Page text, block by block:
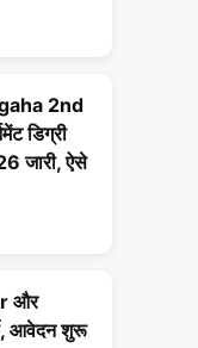
2nd
डिग्री
जारी, ऐसे
और
आवेदन शुरू